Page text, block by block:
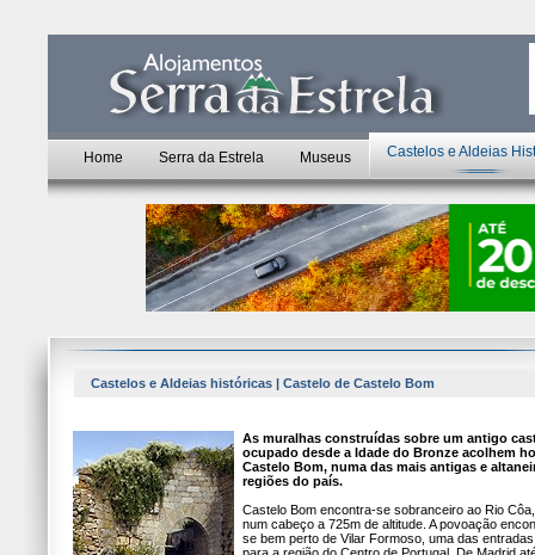
Home Serra da Estrela Museus Castelos e Aldeias
Castelos e Aldeias históricas | Castelo de Castelo Bom
As muralhas construídas sobre um antigo
ocupado desde a Idade do Bronze acolhem
Castelo Bom, numa das mais antigas e
regiões do país.
Castelo Bom encontra-se sobranceiro ao Rio Côa,
num cabeço a 725m de altitude. A povoação
se bem perto de Vilar Formoso, uma das entradas